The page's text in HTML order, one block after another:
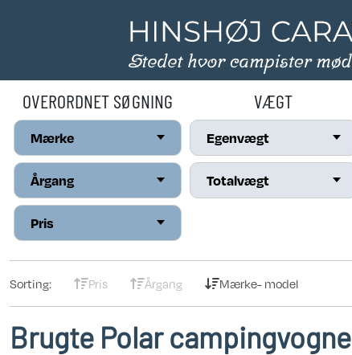
OVERORDNET SØGNING
Mærke
Årgang
Pris
VÆGT
Egenvægt
Totalvægt
Sorting: Pris Årgang Mærke- model
Brugte Polar campingvogne